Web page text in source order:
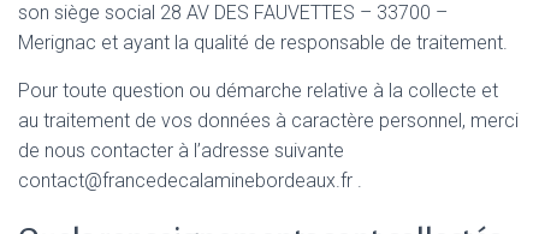
son siège social 28 AV DES FAUVETTES – 33700 –
Merignac et ayant la qualité de responsable de traitement.
Pour toute question ou démarche relative à la collecte et
au traitement de vos données à caractère personnel, merci
de nous contacter à l’adresse suivante
contact@francedecalaminebordeaux.fr .